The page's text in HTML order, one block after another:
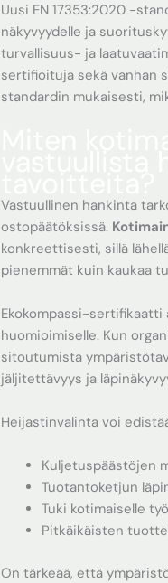
Uusi EN 17353:2020 -
näkyvyydelle ja
turvallisuus- ja
sertifioituja sekä vanhan
standardin mukaisesti,
Vastuullinen hankinta
ostopäätöksissä.
konkreettisesti, sillä
pienemmät kuin kaukaa
Ekokompassi-
huomioimiselle. Kun
sitoutumista
jäljitettävyys ja
Heijastinvalinta voi
Kuljetuspäästöjen
Tuotantoketjun
Tuki kotimaiselle
Pitkäikäisten
On tärkeää, että